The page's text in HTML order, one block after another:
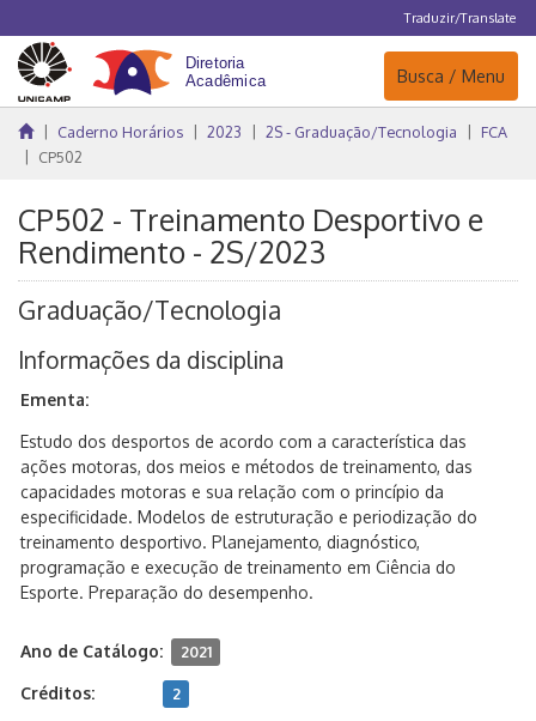
Traduzir/Translate
Navegação
Busca / Menu
Caderno Horários 2023 2S - Graduação/Tecnologia
FCA
CP502
CP502 - Treinamento Desportivo e
Rendimento - 2S/2023
Graduação/Tecnologia
Informações da disciplina
Ementa:
Estudo dos desportos de acordo com a característica das
ações motoras, dos meios e métodos de treinamento, das
capacidades motoras e sua relação com o princípio da
especificidade. Modelos de estruturação e periodização do
treinamento desportivo. Planejamento, diagnóstico,
programação e execução de treinamento em Ciência do
Esporte. Preparação do desempenho.
Ano de Catálogo: 2021
Créditos: 2